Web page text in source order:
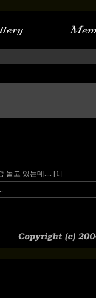
놀고 있는데.... [1]